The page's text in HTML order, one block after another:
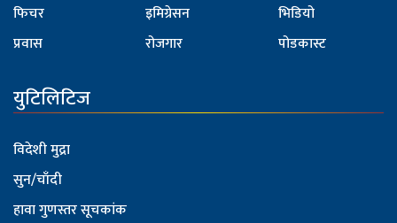
फिचर
प्रवास
इमिग्रेसन
रोजगार
भिडियो
पोडकास्ट
युटिलिटिज
विदेशी मुद्रा
सुन/चाँदी
हावा गुणस्तर सूचकांक